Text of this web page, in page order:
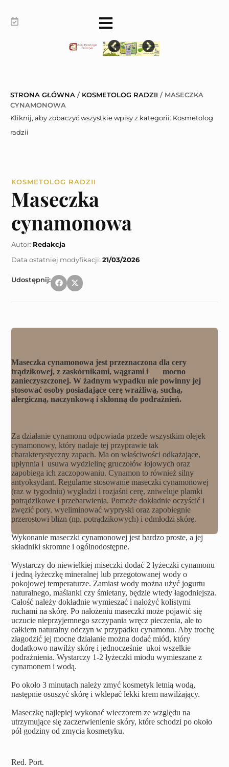
STRONA GŁÓWNA / KOSMETOLOG RADZII / MASECZKA
CYNAMONOWA
Kliknij, aby zobaczyć wszystkie wpisy z kategorii: Kosmetolog
radzii
KOSMETOLOG RADZII
Maseczka
cynamonowa
Autor: Redakcja
21/03/2026
Udostępnij:
Maseczka cynamonowa jest przeznaczona dla cery
trądzikowej, z zaskórnikami, wągrami i       mocno
zanieczyszczonej. W żadnym wypadku nie powinny jej
stosować osoby posiadające cerę wrażliwą, suchą,
alergiczną, naczynkową i skłonną do podrażnień.
Za działanie cynamonu odpowiada przede wszystkim olejek
cynamonowy, który nadaje tej przyprawie tak
charakterystyczny zapach. Ma on właściwości odkażające,
upłynnia i  usuwa wydzielinę gruczołów łojowych oraz
zapobiega ich zaczopowaniu. Cynamon to również silny
antyoksydant. Regularne stosowanie maseczki cynamonowej
(raz w tygodniu) wygładzi i rozjaśni cerę, zniweluje plamki
potrądzikowe i przebarwienia. Pomoże dokładnie oczyścić i
zwęzić pory, wyeliminować wypryski oraz zapobiegnie
przerostowi blizn (np. potrądzikowych) i odmłodzi skórę.
Wykonanie maseczki cynamonowej jest bardzo proste, a jej
składniki skromne i ogólnodostępne.
Wystarczy do niewielkiej miseczki dodać 2 łyżeczki cynamonu
i jedną łyżeczkę mineralnej lub przegotowanej wody o
pokojowej temperaturze. Zamiast wody można użyć jogurtu
naturalnego, maślanki czy śmietany, będzie wtedy łagodniejsza.
Całość należy dokładnie wymieszać i nałożyć kolistymi
ruchami na skórę. Po nałożeniu maseczki może pojawić się
uczucie nieprzyjemnego szczypania wręcz pieczenia, ale to
całkiem naturalny odczyn w przypadku cynamonu. Aby trochę
złagodzić jej mocne działanie można dodać miód, który
dodatkowo nawilży skórę i jednocześnie  ukoi wszelkie
podrażnienia. Wystarczy 1-2 łyżeczki miodu wymieszane z
cynamonem i wodą.
Po około 3 minutach należy zmyć kosmetyk letnią wodą,
następnie osuszyć skórę i wklepać lekki krem nawilżający.
Maseczkę najlepiej wykonać wieczorem ze względu na
utrzymujące się zaczerwienienie skóry, które schodzi po około
pół godziny od zmycia kosmetyku.
Red. Port.